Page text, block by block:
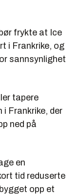
frykte at Ice
i Frankrike, og
sannsynlighet
tapere
Frankrike, der
ned på
en
tid reduserte
opp et